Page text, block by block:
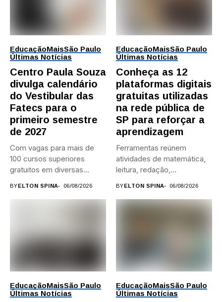
EducaçãoMaisSão Paulo
Últimas Notícias
Centro Paula Souza
divulga calendário
do Vestibular das
Fatecs para o
primeiro semestre
de 2027
Com vagas para mais de
100 cursos superiores
gratuitos em diversas
BYELTON SPINA 06/08/2026
EducaçãoMaisSão Paulo
Últimas Notícias
Conheça as 12
plataformas digitais
gratuitas utilizadas
na rede pública de
SP para reforçar a
aprendizagem
Ferramentas reúnem
atividades de matemática,
leitura, redação,
BYELTON SPINA 06/08/2026
EducaçãoMaisSão Paulo
Últimas Notícias
EducaçãoMaisSão Paulo
Últimas Notícias